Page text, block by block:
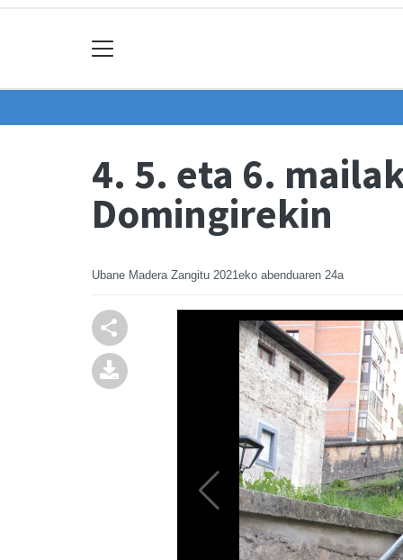
4. 5. eta 6.
Domingirekin
Ubane Madera Zangitu 2021eko abenduaren 24a